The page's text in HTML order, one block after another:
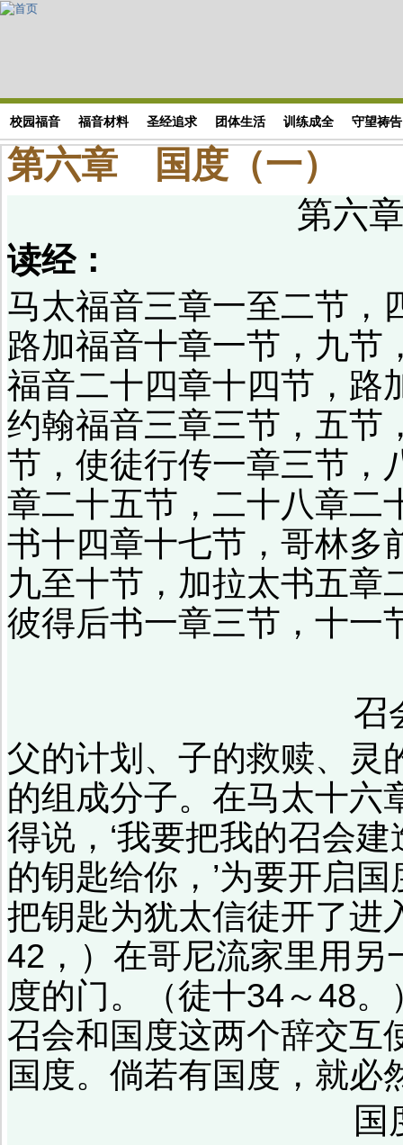
Skip to main content
校园福音 福音材料 圣经追求 团体生活 训练成全 守望祷告
第六章 国度（一）
第六
读经：
马太福音三章一至二节，
路加福音十章一节，九节
福音二十四章十四节，路
约翰福音三章三节，五节
节，使徒行传一章三节，
章二十五节，二十八章二
书十四章十七节，哥林多
九至十节，加拉太书五章
彼得后书一章三节，十一
召
父的计划、子的救赎、灵
的组成分子。在马太十六
得说，‘我要把我的召会
的钥匙给你，’为要开启
把钥匙为犹太信徒开了进
42，）在哥尼流家里用
度的门。（徒十34～48
召会和国度这两个辞交互
国度。倘若有国度，就必
国